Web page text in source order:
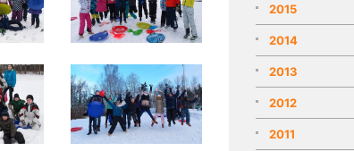
2015
2014
2013
2012
2011